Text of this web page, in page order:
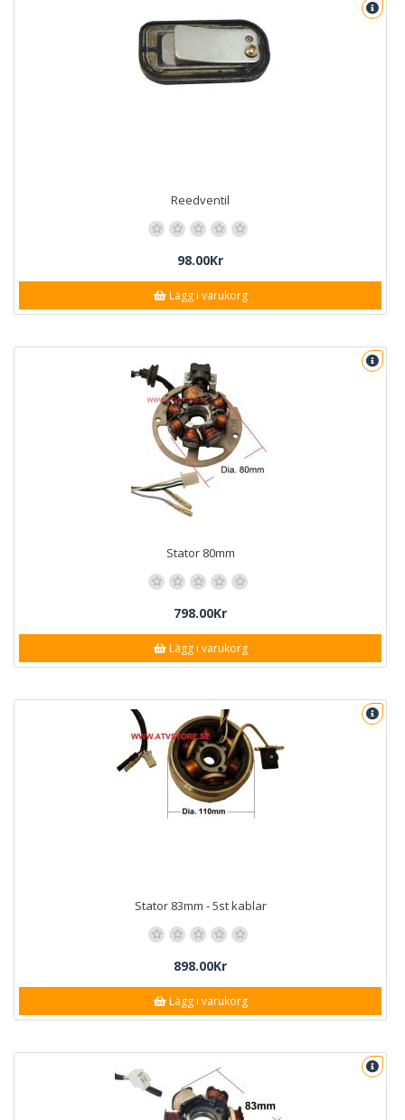
Reedventil
98.00Kr
Lägg i varukorg
Stator 80mm
798.00Kr
Lägg i varukorg
Stator 83mm - 5st kablar
898.00Kr
Lägg i varukorg